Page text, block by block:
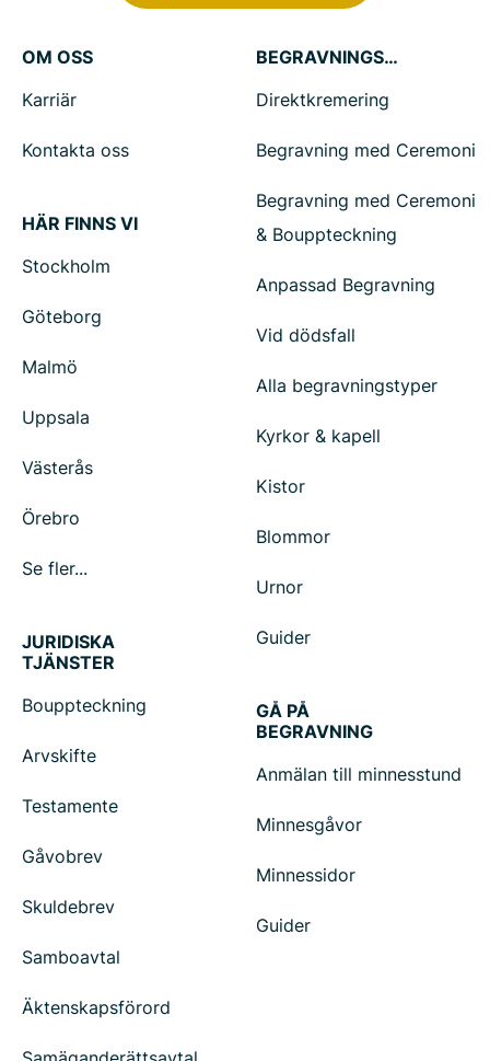
OM OSS
Karriär
Kontakta oss
HÄR FINNS VI
Stockholm
Göteborg
Malmö
Uppsala
Västerås
Örebro
Se fler...
BEGRAVNINGSTJÄNSTER
Direktkremering
Begravning med Ceremoni
Begravning med Ceremoni
& Bouppteckning
Anpassad Begravning
Vid dödsfall
Alla begravningstyper
Kyrkor & kapell
Kistor
Blommor
Urnor
Guider
JURIDISKA
TJÄNSTER
Bouppteckning
Arvskifte
Testamente
Gåvobrev
Skuldebrev
Samboavtal
Äktenskapsförord
GÅ PÅ
BEGRAVNING
Anmälan till minnesstund
Minnesgåvor
Minnessidor
Guider